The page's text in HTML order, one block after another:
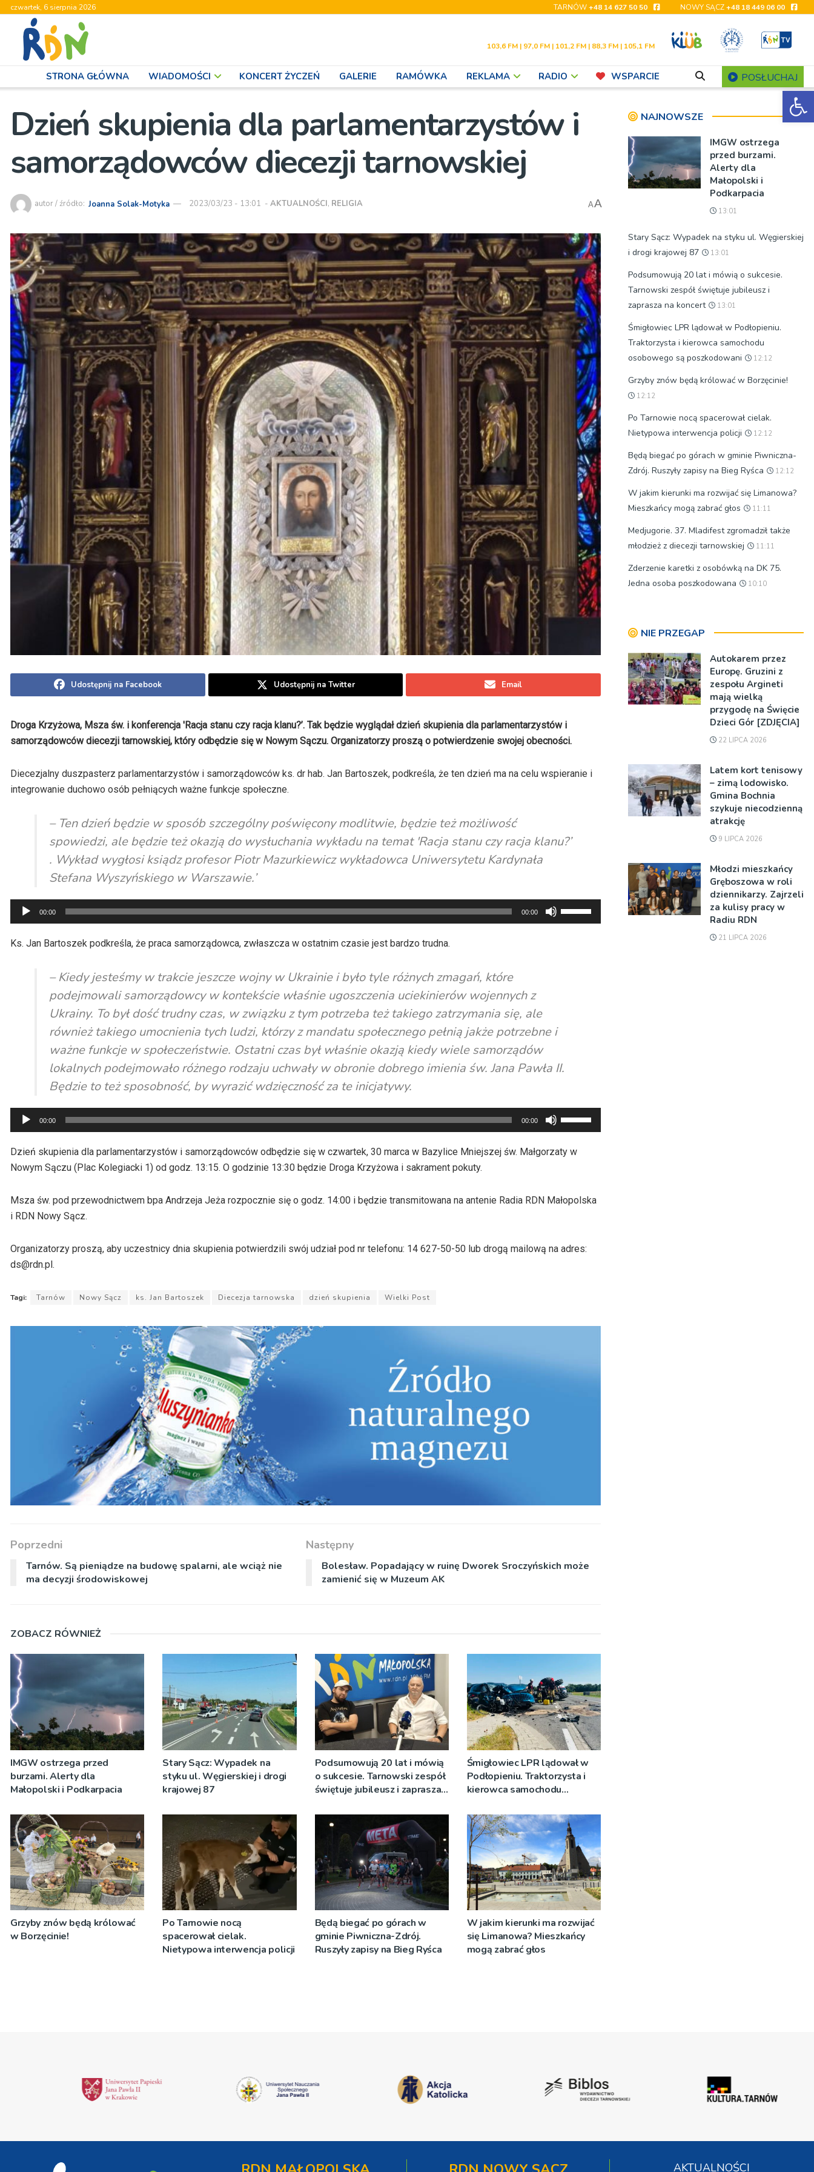
czwartek, 6 sierpnia 2026 TARNÓW+48 14 627 50 50 NOWY SĄCZ+48 18 449 06 00
103,6 FM | 97,0 FM | 101,2 FM | 88,3 FM | 105,1 FM
STRONA GŁÓWNA WIADOMOŚCI KONCERT ŻYCZEŃ GALERIE RAMÓWKA REKLAMA RADIO WSPARCIE POSŁUCHAJ
Dzień skupienia dla parlamentarzystów i
samorządowców diecezji tarnowskiej
autor / źródło: Joanna Solak-Motyka 2023/03/23 - 13:01 - AKTUALNOŚCI, RELIGIA AA
Udostępnij na Facebook Udostępnij na Twitter Email
Droga Krzyżowa, Msza św. i konferencja 'Racja stanu czy racja klanu?’. Tak będzie wyglądał dzień skupienia dla parlamentarzystów i
samorządowców diecezji tarnowskiej, który odbędzie się w Nowym Sączu. Organizatorzy proszą o potwierdzenie swojej obecności.
Diecezjalny duszpasterz parlamentarzystów i samorządowców ks. dr hab. Jan Bartoszek, podkreśla, że ten dzień ma na celu wspieranie i
integrowanie duchowo osób pełniących ważne funkcje społeczne.
– Ten dzień będzie w sposób szczególny poświęcony modlitwie, będzie też możliwość
spowiedzi, ale będzie też okazją do wysłuchania wykładu na temat 'Racja stanu czy racja klanu?’
. Wykład wygłosi ksiądz profesor Piotr Mazurkiewicz wykładowca Uniwersytetu Kardynała
Stefana Wyszyńskiego w Warszawie.’
Odtwarzacz
plików
dźwiękowych
00:00 00:00
strzałek
zmniejszyć
Ks. Jan Bartoszek podkreśla, że praca samorządowca, zwłaszcza w ostatnim czasie jest bardzo trudna.
– Kiedy jesteśmy w trakcie jeszcze wojny w Ukrainie i było tyle różnych zmagań, które
podejmowali samorządowcy w kontekście właśnie ugoszczenia uciekinierów wojennych z
Ukrainy. To był dość trudny czas, w związku z tym potrzeba też takiego zatrzymania się, ale
również takiego umocnienia tych ludzi, którzy z mandatu społecznego pełnią jakże potrzebne i
ważne funkcje w społeczeństwie. Ostatni czas był właśnie okazją kiedy wiele samorządów
lokalnych podejmowało różnego rodzaju uchwały w obronie dobrego imienia św. Jana Pawła II.
Będzie to też sposobność, by wyrazić wdzięczność za te inicjatywy.
Odtwarzacz
plików
dźwiękowych
00:00 00:00
strzałek
do
Dzień skupienia dla parlamentarzystów i samorządowców odbędzie się w czwartek, 30 marca w Bazylice Mniejszej św. Małgorzaty w
Nowym Sączu (Plac Kolegiacki 1) od godz. 13:15. O godzinie 13:30 będzie Droga Krzyżowa i sakrament pokuty.
Msza św. pod przewodnictwem bpa Andrzeja Jeża rozpocznie się o godz. 14:00 i będzie transmitowana na antenie Radia RDN Małopolska
i RDN Nowy Sącz.
Organizatorzy proszą, aby uczestnicy dnia skupienia potwierdzili swój udział pod nr telefonu: 14 627-50-50 lub drogą mailową na adres:
ds@rdn.pl.
Tagi: Tarnów Nowy Sącz ks. Jan Bartoszek Diecezja tarnowska dzień skupienia Wielki Post
Poprzedni
Tarnów. Są pieniądze na budowę spalarni, ale wciąż nie
ma decyzji środowiskowej
Następny
Bolesław. Popadający w ruinę Dworek Sroczyńskich może
zamienić się w Muzeum AK
ZOBACZ RÓWNIEŻ
IMGW ostrzega przed
burzami. Alerty dla
Małopolski i Podkarpacia
Stary Sącz: Wypadek na
styku ul. Węgierskiej i drogi
krajowej 87
Podsumowują 20 lat i mówią
o sukcesie. Tarnowski zespół
świętuje jubileusz i zaprasza
Śmigłowiec LPR lądował w
Podłopieniu. Traktorzysta i
kierowca samochodu
poszkodowani
Grzyby znów będą królować
w Borzęcinie!
Po Tarnowie nocą
spacerował cielak.
Nietypowa interwencja policji
Będą biegać po górach w
gminie Piwniczna-Zdrój.
Ruszyły zapisy na Bieg Ryśca
W jakim kierunki ma rozwijać
się Limanowa? Mieszkańcy
mogą zabrać głos
NAJNOWSZE
IMGW ostrzega
przed burzami.
Alerty dla
Małopolski i
Podkarpacia
13:01
Stary Sącz: Wypadek na styku ul. Węgierskiej
i drogi krajowej 87
13:01
Podsumowują 20 lat i mówią o sukcesie.
Tarnowski zespół świętuje jubileusz i
zaprasza na koncert
13:01
Śmigłowiec LPR lądował w Podłopieniu.
Traktorzysta i kierowca samochodu
osobowego są poszkodowani
12:12
Grzyby znów będą królować w Borzęcinie!
12:12
Po Tarnowie nocą spacerował cielak.
Nietypowa interwencja policji
12:12
Będą biegać po górach w gminie Piwniczna-
Zdrój. Ruszyły zapisy na Bieg Ryśca
12:12
W jakim kierunki ma rozwijać się Limanowa?
Mieszkańcy mogą zabrać głos
11:11
Medjugorie. 37. Mladifest zgromadził także
młodzież z diecezji tarnowskiej
11:11
Zderzenie karetki z osobówką na DK 75.
Jedna osoba poszkodowana
10:10
NIE PRZEGAP
Autokarem przez
Europę. Gruzini z
zespołu Argineti
mają wielką
przygodę na Święcie
Dzieci Gór [ZDJĘCIA]
22 LIPCA 2026
Latem kort tenisowy
– zimą lodowisko.
Gmina Bochnia
szykuje niecodzienną
atrakcję
9 LIPCA 2026
Młodzi mieszkańcy
Gręboszowa w roli
dziennikarzy. Zajrzeli
za kulisy pracy w
Radiu RDN
21 LIPCA 2026
AKTUALNOŚCI